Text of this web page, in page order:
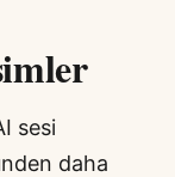
sesi
daha